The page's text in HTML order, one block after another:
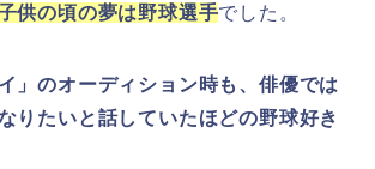
供の頃の夢は野球選手でした。
」のオーディション時も、俳優では
りたいと話していたほどの野球好き